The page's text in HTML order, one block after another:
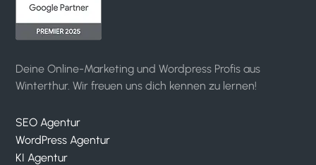
Deine Online-Marketing und Wordpress Profis aus
Winterthur. Wir freuen uns dich kennen zu lernen!
SEO Agentur
WordPress Agentur
KI Agentur